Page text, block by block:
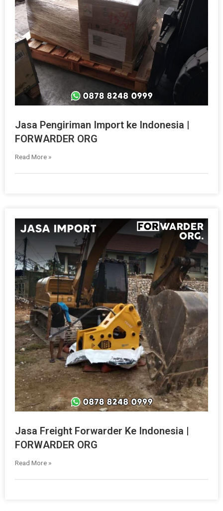
Jasa Pengiriman Import ke Indonesia |
FORWARDER ORG
Read More »
Jasa Freight Forwarder Ke Indonesia |
FORWARDER ORG
Read More »